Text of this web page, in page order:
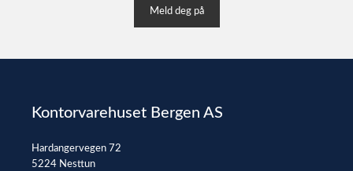
Meld deg på
Kontorvarehuset Bergen AS
Hardangervegen 72
5224 Nesttun